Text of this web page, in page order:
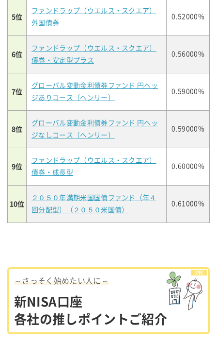
5位
ファンドラップ（ウエルス・スクエア）
外国債券
0.52000%
6位
ファンドラップ（ウエルス・スクエア）
債券・安定型プラス
0.56000%
7位
グローバル変動金利債券ファンド 円ヘッ
ジありコース（ヘンリー）
0.59000%
8位
グローバル変動金利債券ファンド 円ヘッ
ジなしコース（ヘンリー）
0.59000%
9位
ファンドラップ（ウエルス・スクエア）
債券・成長型
0.60000%
10位
２０５０年満期米国国債ファンド（年４
回分配型）（２０５０米国債）
0.61000%
～さっそく始めたい人に～
新NISA口座
各社の推しポイントご紹介